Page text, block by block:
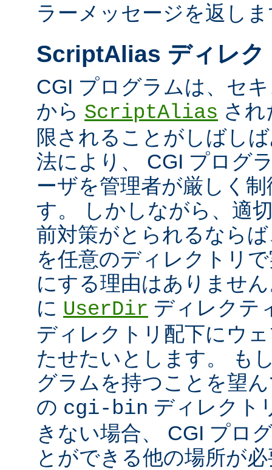
ラーメッセージを返し
ScriptAlias ディレク
CGI プログラムは、セ
から ScriptAlias さ
限されることがしばし
法により、 CGI プログ
ーザを管理者が厳しく
す。 しかしながら、適
前対策がとられるなら
を任意のディレクトリ
にする理由はありませ
に UserDir ディレクテ
ディレクトリ配下にウ
たせたいとします。 も
グラムを持つことを望
の cgi-bin ディレクト
きない場合、 CGI プロ
とができる他の場所が